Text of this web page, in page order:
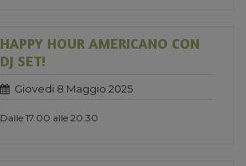
HAPPY HOUR AMERICANO CON
DJ SET!
Giovedi 8 Maggio 2025
Dalle 17.00 alle 20.30